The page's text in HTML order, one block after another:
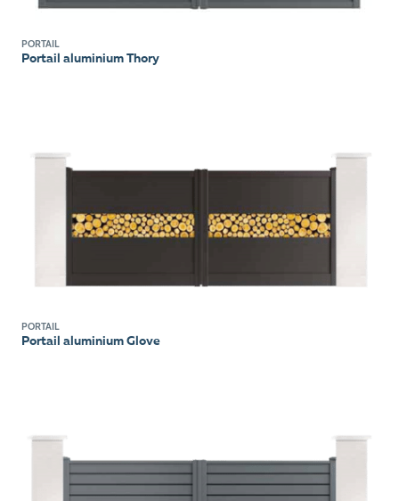
PORTAIL
Portail aluminium Thory
PORTAIL
Portail aluminium Glove